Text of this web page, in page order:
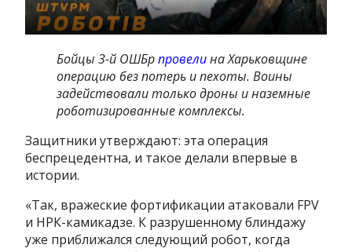
Бойцы 3-й ОШБрпровелина Харьковщине
операцию без потерь и пехоты. Воины
задействовали только дроны и наземные
роботизированные комплексы.
Защитники утверждают: эта операция
беспрецедентна, и такое делали впервые в
истории.
«Так, вражеские фортификации атаковали FPV
и НРК-камикадзе. К разрушенному блиндажу
уже приближался следующий робот, когда